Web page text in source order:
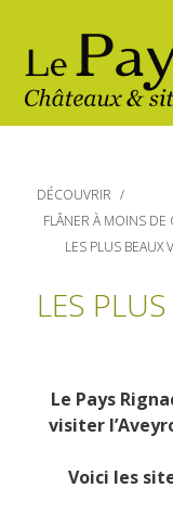
Belcastel: pueblo
Los parajes
naturales
Equitación
Actividades
Hoteles y
de
Casas de
DÉCOUVRIR
FLÂNER À MOINS DE
LES PLUS BEAUX
LES
Le Pays
visiter
Voici les